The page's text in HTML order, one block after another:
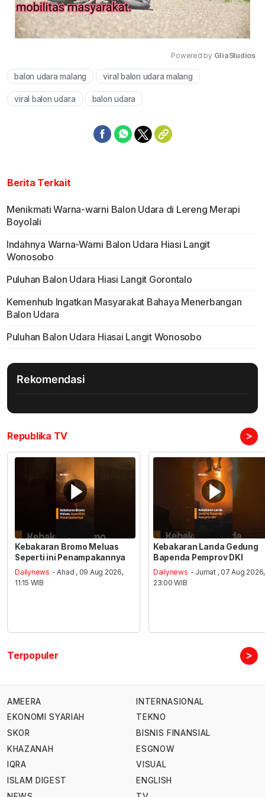
Powered by GliaStudios
balon udara malang viral balon udara malang
viral balon udara balon udara
Berita Terkait
Menikmati Warna-warni Balon Udara di Lereng Merapi
Boyolali
Indahnya Warna-Warni Balon Udara Hiasi Langit
Wonosobo
Puluhan Balon Udara Hiasi Langit Gorontalo
Kemenhub Ingatkan Masyarakat Bahaya Menerbangan
Balon Udara
Puluhan Balon Udara Hiasai Langit Wonosobo
Rekomendasi
Republika TV >
Kebakaran Bromo Meluas
Seperti ini Penampakannya
Dailynews - Ahad , 09 Aug 2026,
11:15 WIB
Kebakaran Landa Gedung
Bapenda Pemprov DKI
Dailynews - Jumat , 07 Aug 2026,
23:00 WIB
Terpopuler >
AMEERA
EKONOMI SYARIAH
SKOR
KHAZANAH
IQRA
ISLAM DIGEST
INTERNASIONAL
TEKNO
BISNIS FINANSIAL
ESGNOW
VISUAL
ENGLISH